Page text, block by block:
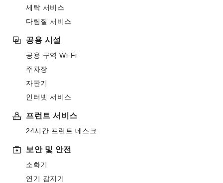
세탁 서비스
다림질 서비스
공용 시설
공용 구역 Wi-Fi
주차장
자판기
인터넷 서비스
프런트 서비스
24시간 프런트 데스크
보안 및 안전
소화기
연기 감지기